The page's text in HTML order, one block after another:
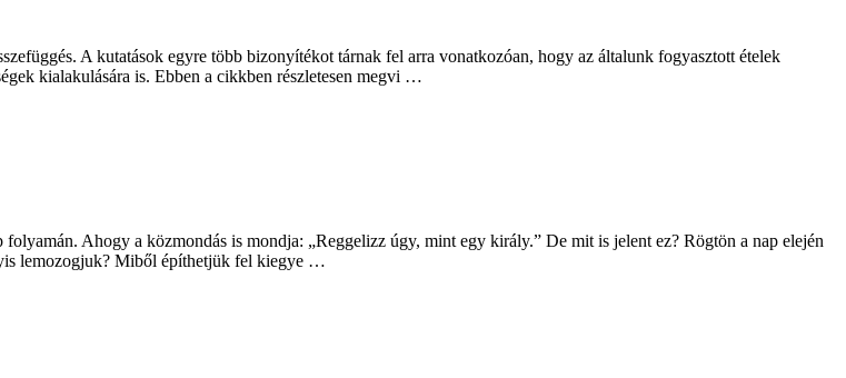
A kutatások egyre több bizonyítékot tárnak fel arra vonatkozóan, hogy az általunk fogyasztott ételek
kialakulására is. Ebben a cikkben részletesen megvi …
Ahogy a közmondás is mondja: „Reggelizz úgy, mint egy király.” De mit is jelent ez? Rögtön a nap elején
lemozogjuk? Miből építhetjük fel kiegye …